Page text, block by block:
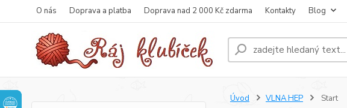
O nás Doprava a platba Doprava nad 2 000 Kč zdarma Kontakty Blog
Úvod VLNA HEP Start